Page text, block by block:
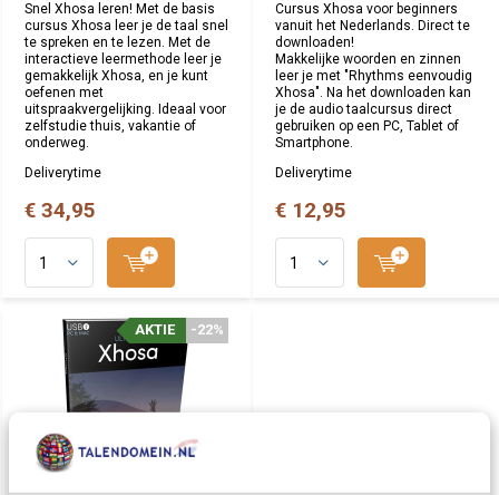
Snel Xhosa leren! Met de basis
cursus Xhosa leer je de taal snel
te spreken en te lezen. Met de
interactieve leermethode leer je
gemakkelijk Xhosa, en je kunt
oefenen met
uitspraakvergelijking. Ideaal voor
zelfstudie thuis, vakantie of
onderweg.
Deliverytime
€ 34,95
Cursus Xhosa voor beginners
vanuit het Nederlands. Direct te
downloaden!
Makkelijke woorden en zinnen
leer je met "Rhythms eenvoudig
Xhosa". Na het downloaden kan
je de audio taalcursus direct
gebruiken op een PC, Tablet of
Smartphone.
Deliverytime
€ 12,95
-22%
AKTIE -22%
AKTIE